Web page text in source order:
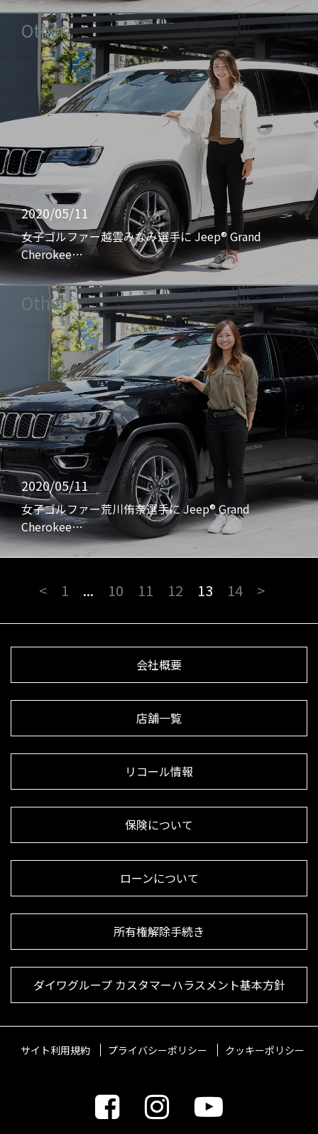
Other
2020/05/11
女子ゴルファー越雲みなみ選手に Jeep® Grand
Cherokee…
Other
2020/05/11
女子ゴルファー荒川侑奈選手に Jeep® Grand
Cherokee…
< 1 ... 10 11 12 13 14 >
会社概要
店舗一覧
リコール情報
保険について
ローンについて
所有権解除手続き
ダイワグループ カスタマーハラスメント基本方針
サイト利用規約 プライバシーポリシー クッキーポリシー